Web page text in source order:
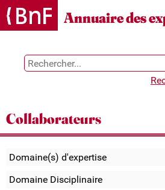
Gestion des cookies
Annuaire des
Collaborateurs
Domaine(s) d'expertise
Domaine Disciplinaire